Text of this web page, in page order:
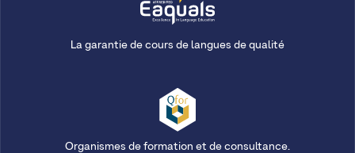
La garantie de cours de langues de qualité
Organismes de formation et de consultance.